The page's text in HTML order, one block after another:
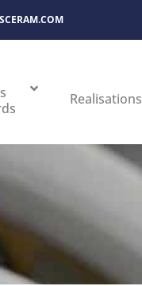
Realisations